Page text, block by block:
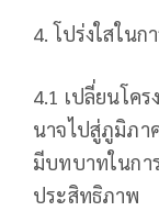
4. โปร่งใสในก
4.1 เปลี่ยนโคร
นาจไปสู่ภูมิภา
มีบทบาทในกา
ประสิทธิภาพ